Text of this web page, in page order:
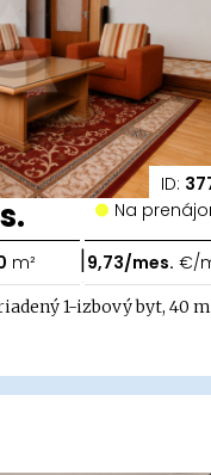
ID:
Na
m² | 9,73/mes. €/
1-izbový byt, 40